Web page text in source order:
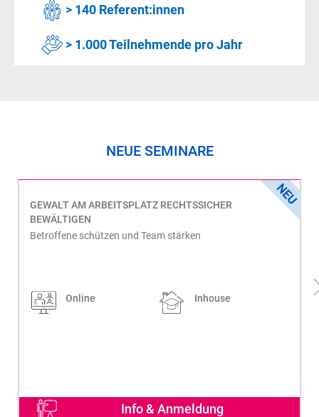
> 140 Referent:innen
> 1.000 Teilnehmende pro Jahr
NEUE SEMINARE
GEWALT AM ARBEITSPLATZ RECHTSSICHER
BEWÄLTIGEN
Betroffene schützen und Team stärken
Online Inhouse
Info & Anmeldung